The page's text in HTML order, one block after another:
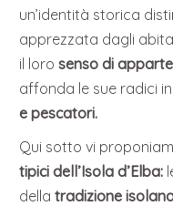
un’identità storica
apprezzata dagli
il lorosenso di
affonda le sue radici
e pescatori.
Qui sotto vi
tipici dell’Isola d’Elba:
della tradizione